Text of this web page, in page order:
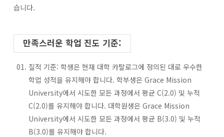
습니다.
만족스러운 학업 진도 기준:
질적 기준: 학생은 현재 대학 카탈로그에 정의된 대로 우수한
학업 성적을 유지해야 합니다. 학부생은 Grace Mission
University에서 시도한 모든 과정에서 평균 C(2.0) 및 누적
C(2.0)를 유지해야 합니다. 대학원생은 Grace Mission
University에서 시도한 모든 과정에서 평균 B(3.0) 및 누적
B(3.0)를 유지해야 합니다.